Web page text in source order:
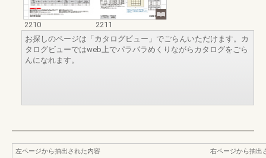
2210
2211
お探しのページは「カタログビュー」でごらんいただけます。カ
タログビューではweb上でパラパラめくりながらカタログをごら
んになれます。
左ページから抽出された内容
右ページから抽出